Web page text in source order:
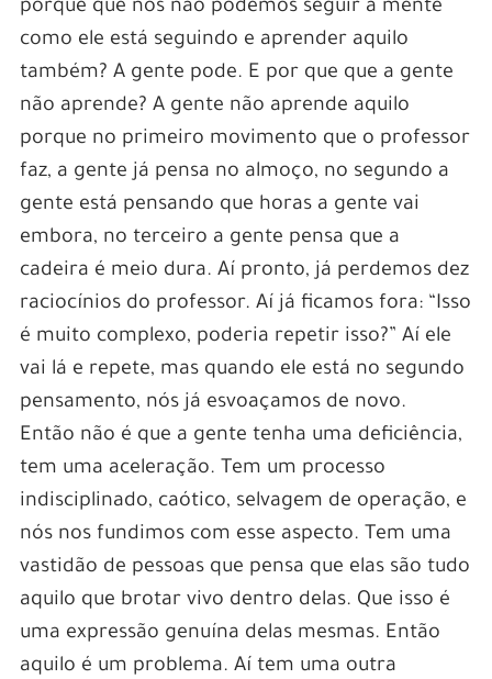
porque que nós não podemos seguir a mente
como ele está seguindo e aprender aquilo
também? A gente pode. E por que que a gente
não aprende? A gente não aprende aquilo
porque no primeiro movimento que o professor
faz, a gente já pensa no almoço, no segundo a
gente está pensando que horas a gente vai
embora, no terceiro a gente pensa que a
cadeira é meio dura. Aí pronto, já perdemos dez
raciocínios do professor. Aí já ficamos fora: “Isso
é muito complexo, poderia repetir isso?” Aí ele
vai lá e repete, mas quando ele está no segundo
pensamento, nós já esvoaçamos de novo.
Então não é que a gente tenha uma deficiência,
tem uma aceleração. Tem um processo
indisciplinado, caótico, selvagem de operação, e
nós nos fundimos com esse aspecto. Tem uma
vastidão de pessoas que pensa que elas são tudo
aquilo que brotar vivo dentro delas. Que isso é
uma expressão genuína delas mesmas. Então
aquilo é um problema. Aí tem uma outra